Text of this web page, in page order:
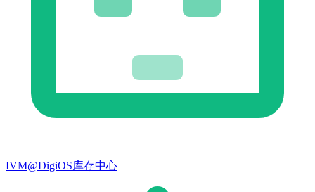
IVM@DigiOS库存中心